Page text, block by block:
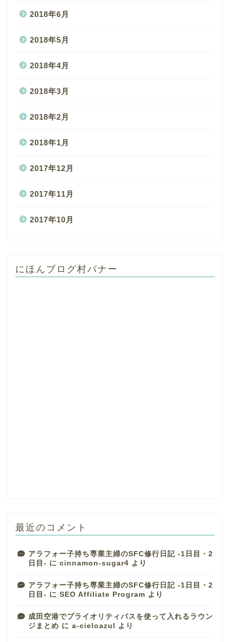
2018年6月
2018年5月
2018年4月
2018年3月
2018年2月
2018年1月
2017年12月
2017年11月
2017年10月
にほんブログ村バナー
最近のコメント
アラフォー子持ち専業主婦のSFC修行日記 -1日目・2
日目- に cinnamon-sugar4 より
アラフォー子持ち専業主婦のSFC修行日記 -1日目・2
日目- に SEO Affiliate Program より
成田空港でプライオリティパスを使って入れるラウン
ジまとめ に a-cieloazul より